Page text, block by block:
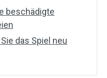
beschädigte
das Spiel neu